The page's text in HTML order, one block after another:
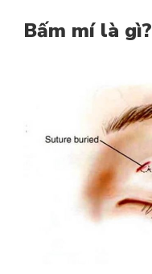
Bấm mí là gì?